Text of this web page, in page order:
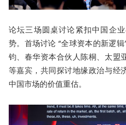
论坛三场圆桌讨论紧扣中国企
势。首场讨论 “全球资本的新逻
钧、春华资本合伙人陈桐、太盟
等嘉宾，共同探讨地缘政治与经
中国市场的价值重估。